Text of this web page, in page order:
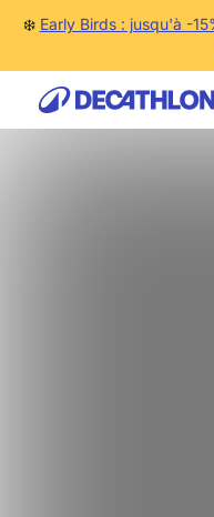
❄️ Early Birds : jusqu'à -